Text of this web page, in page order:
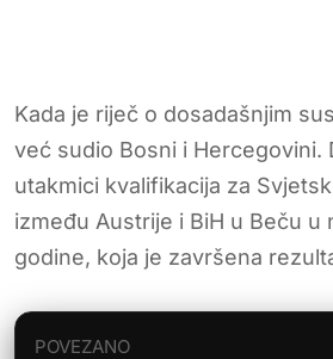
Kada je riječ o dosadašnjim
već sudio Bosni i Hercegovini.
utakmici kvalifikacija za
između Austrije i BiH u Beču u
godine, koja je završena
POVEZANO